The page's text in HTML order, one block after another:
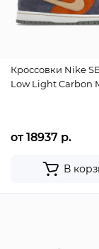
Кроссовки Nike
Low Light Carbon
от 18937 р.
В